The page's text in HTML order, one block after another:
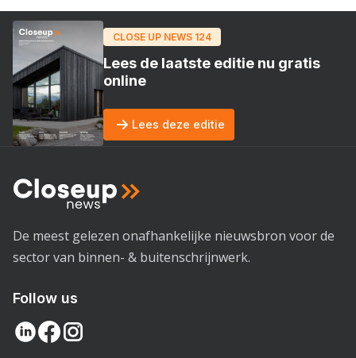
CLOSE UP NEWS 124
Lees de laatste editie nu gratis
online
Lees deze editie
De meest gelezen onafhankelijke nieuwsbron voor de
sector van binnen- & buitenschrijnwerk.
Follow us